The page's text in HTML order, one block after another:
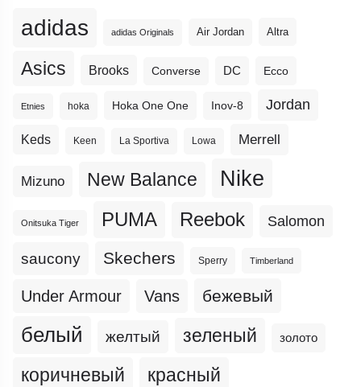
adidas adidas Originals Air Jordan Altra
Asics Brooks Converse DC Ecco
Etnies hoka Hoka One One Inov-8 Jordan
Keds Keen La Sportiva Lowa Merrell
Mizuno New Balance Nike
Onitsuka Tiger PUMA Reebok Salomon
saucony Skechers Sperry Timberland
Under Armour Vans бежевый
белый желтый зеленый золото
коричневый красный